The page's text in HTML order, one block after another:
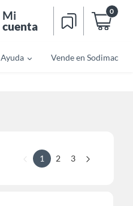
Mi
cuenta
0
Ayuda Vende en Sodimac
1 2 3